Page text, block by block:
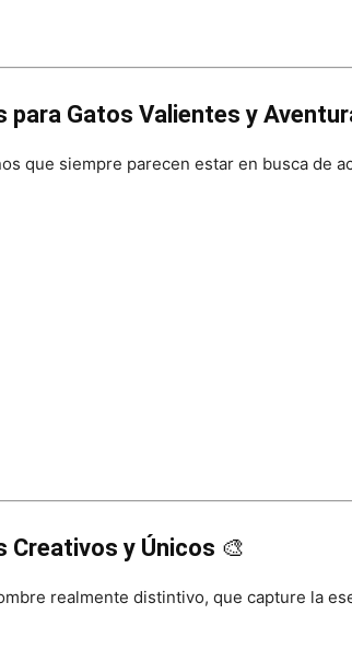
para Gatos Valientes y
que siempre parecen estar en busca de
Creativos y Únicos 🎨
realmente distintivo, que capture la